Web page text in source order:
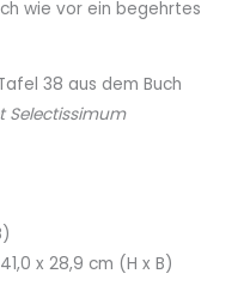
wie vor ein begehrtes
38 aus dem Buch
Selectissimum
x 28,9 cm (H x B)